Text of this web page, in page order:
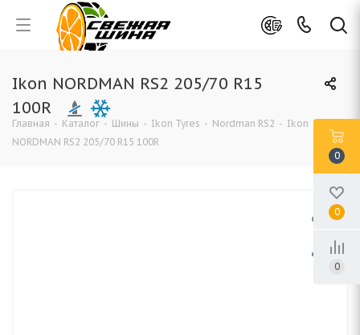
Ikon NORDMAN RS2 205/70 R15
100R
Главная - Каталог - Шины - Ikon Tyres - Nordman RS2 - Ikon
NORDMAN RS2 205/70 R15 100R
0
0
0